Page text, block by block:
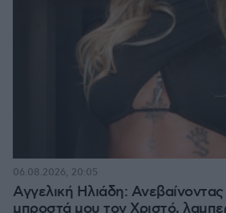
Αγγελική Ηλιάδη: Ανεβαίνοντας
μπροστά μου τον Χριστό,
06.08.2026, 20:05